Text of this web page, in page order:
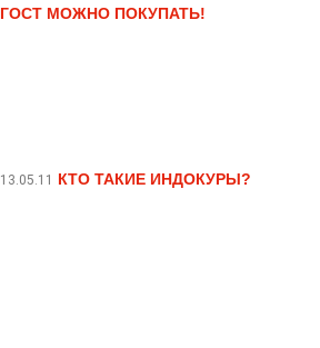
ГОСТ МОЖНО ПОКУПАТЬ!
13.05.11 КТО ТАКИЕ ИНДОКУРЫ?